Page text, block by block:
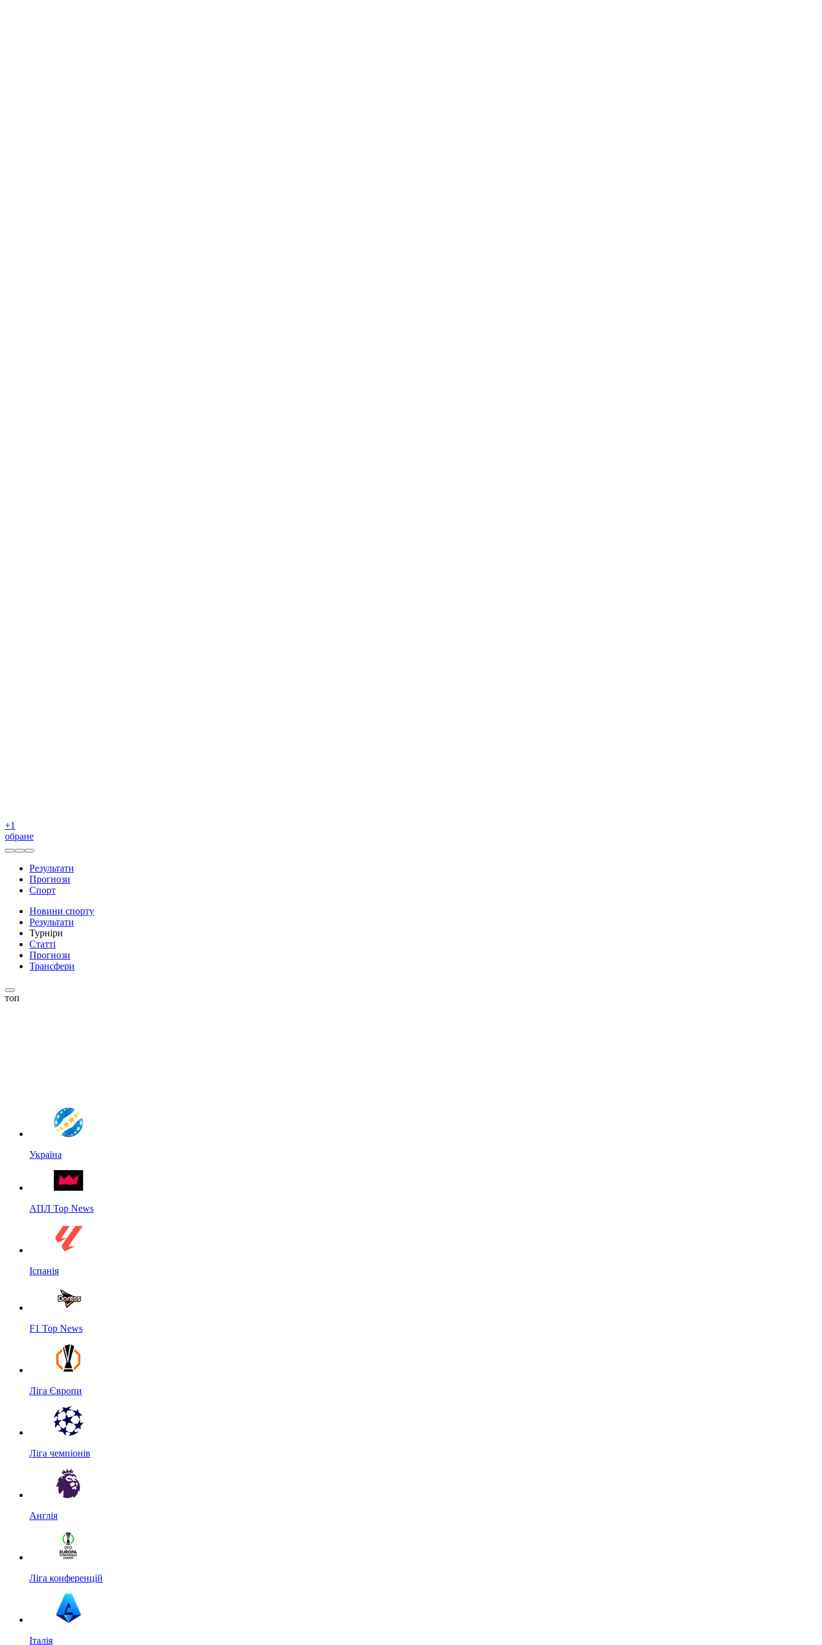
+1
обране
Результати
Прогнози
Спорт
Новини спорту
Результати
Турніри
Статті
Прогнози
Трансфери
топ
Україна
АПЛ Top News
Іспанія
F1 Top News
Ліга Європи
Ліга чемпіонів
Англія
Ліга конференцій
Італія